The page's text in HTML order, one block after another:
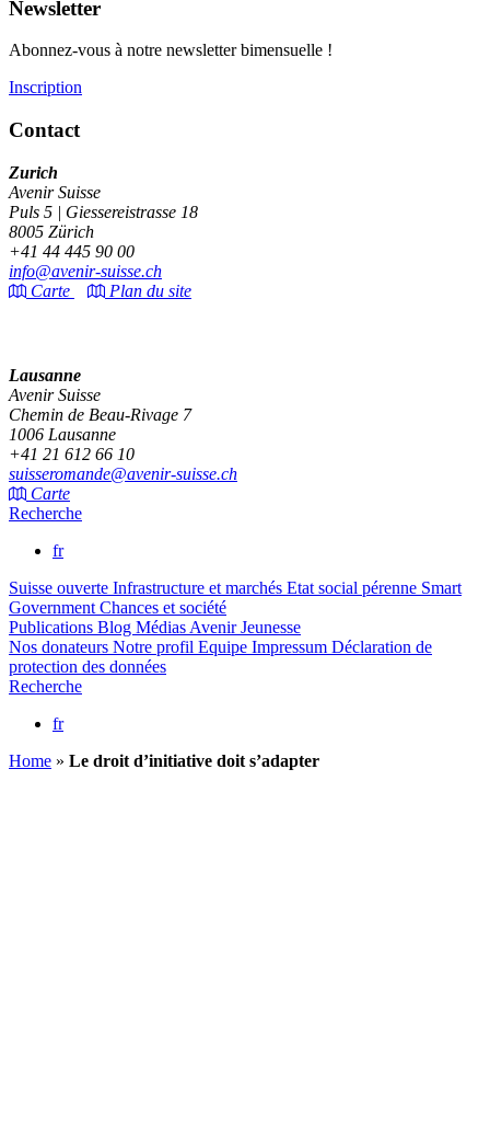
Newsletter
Abonnez-vous à notre newsletter bimensuelle !
Inscription
Contact
Zurich
Avenir Suisse
Puls 5 | Giessereistrasse 18
8005 Zürich
+41 44 445 90 00
info@avenir-suisse.ch
Carte
Plan du site
Lausanne
Avenir Suisse
Chemin de Beau-Rivage 7
1006 Lausanne
+41 21 612 66 10
suisseromande@avenir-suisse.ch
Carte
Recherche
fr
Suisse ouverte Infrastructure et marchés Etat social pérenne Smart
Government Chances et société
Publications Blog Médias Avenir Jeunesse
Nos donateurs Notre profil Equipe Impressum Déclaration de
protection des données
Recherche
fr
Home » Le droit d’initiative doit s’adapter